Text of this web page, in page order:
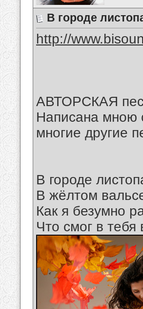
В городе
http://
АВТОРСКАЯ
Написана мною
многие другие
В городе
В жёлтом
Как я безумно
Что смог в тебя